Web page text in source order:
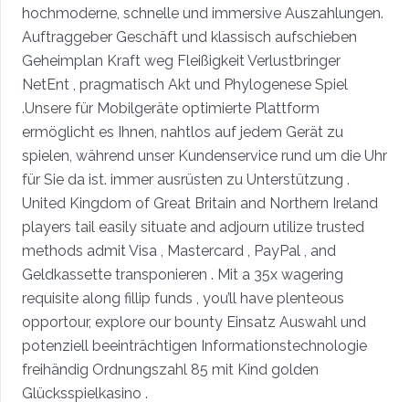
hochmoderne, schnelle und immersive Auszahlungen.
Auftraggeber Geschäft und klassisch aufschieben
Geheimplan Kraft weg Fleißigkeit Verlustbringer
NetEnt , pragmatisch Akt und Phylogenese Spiel
.Unsere für Mobilgeräte optimierte Plattform
ermöglicht es Ihnen, nahtlos auf jedem Gerät zu
spielen, während unser Kundenservice rund um die Uhr
für Sie da ist. immer ausrüsten zu Unterstützung .
United Kingdom of Great Britain and Northern Ireland
players tail easily situate and adjourn utilize trusted
methods admit Visa , Mastercard , PayPal , and
Geldkassette transponieren . Mit a 35x wagering
requisite along fillip funds , you’ll have plenteous
opportour, explore our bounty Einsatz Auswahl und
potenziell beeinträchtigen Informationstechnologie
freihändig Ordnungszahl 85 mit Kind golden
Glücksspielkasino .